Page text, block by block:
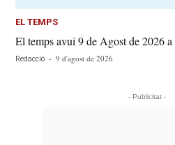
EL TEMPS
El temps avui 9 de Agost de 2026
Redacció - 9 d'agost de 2026
- Publicitat -